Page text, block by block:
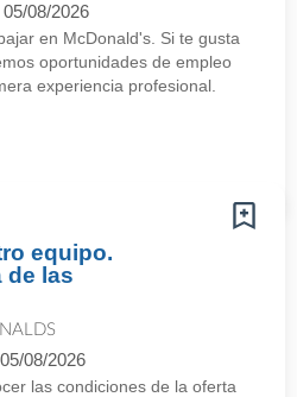
05/08/2026
en McDonald's. Si te gusta
oportunidades de empleo
experiencia profesional.
equipo.
de las
05/08/2026
las condiciones de la oferta